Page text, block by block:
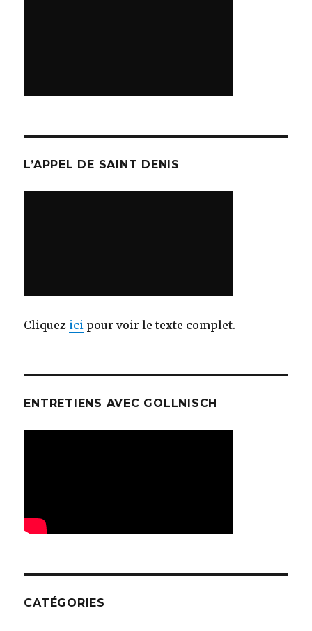
L’APPEL DE SAINT DENIS
Cliquez ici pour voir le texte complet.
ENTRETIENS AVEC GOLLNISCH
CATÉGORIES